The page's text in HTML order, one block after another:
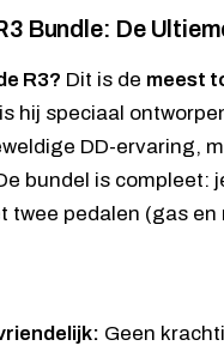
Bundle: De
R3? Dit is de meest
hij speciaal
DD-ervaring,
bundel is compleet:
twee pedalen (gas en
Geen